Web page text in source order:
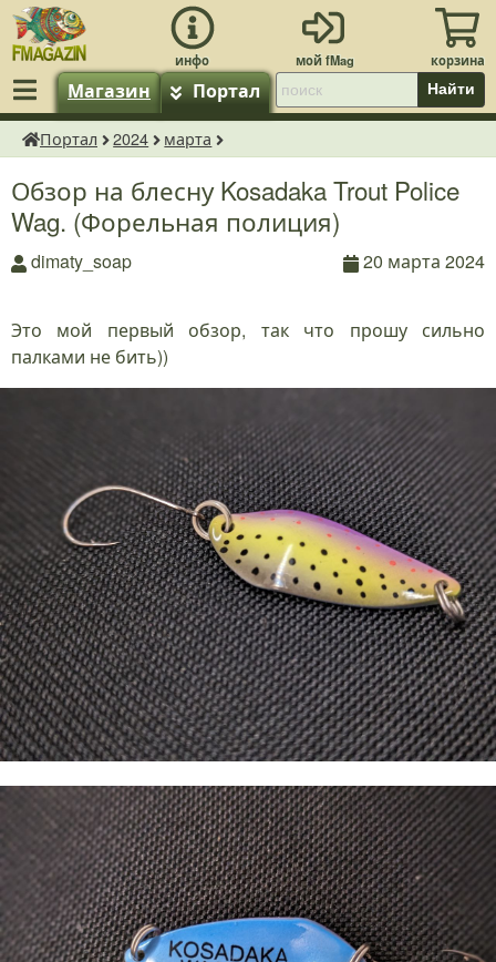
Магазин Портал Найти
fMagazin.ru
Портал 2024 марта
Обзор на блесну Kosadaka Trout Police
Wag. (Форельная полиция)
dimaty_soap 20 марта 2024
Это мой первый обзор, так что прошу сильно
палками не бить))